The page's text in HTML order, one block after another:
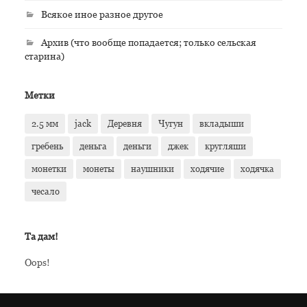
Всякое иное разное другое
Архив (что вообще попадается; только сельская
старина)
Метки
2.5 мм jack Деревня Чугун вкладыши
гребень деньга деньги джек кругляши
монетки монеты наушники ходячие ходячка
чесало
Та дам!
Oops!